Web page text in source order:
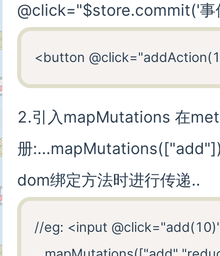
@click="$store.commit('事
2.引入mapMutations 在
册
dom绑定方法时进行传递..
//eg: <input